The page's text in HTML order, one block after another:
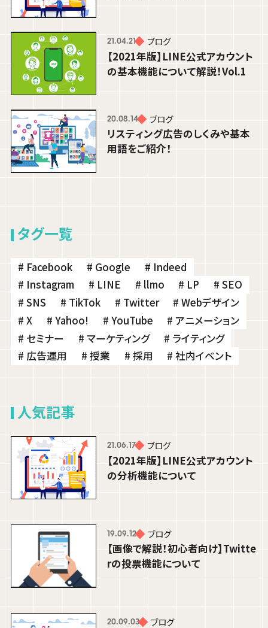
学生の成長を間近で実感！専門学校で
の授業レポート【アプリケーション演習
編】
髙橋 可奈子
BUSINESS PLANNER
24.06.12 ブログ
YouTube,Instagram,TikTokのアルゴ
リズムについて簡単にご紹介！
ACCOUNT PLANNER
21.04.21 ブログ
【2021年版】LINE公式アカウント
の基本機能について解説！Vol.1
20.08.14 ブログ
リスティング広告のしくみや基本
用語をご紹介！
タグ一覧
# Facebook # Google
# Indeed
# Instagram
# LINE # llmo # LP
# SEO
# SNS
# TikTok # Twitter
# Webデザイン
# X
# Yahoo! # YouTube
# アニメーション
# セミナー
# マーケティング
# ライティング
# 広告運用
# 授業 # 採用 # 社内イベント
人気記事
21.06.17 ブログ
【2021年版】LINE公式アカウント
の分析機能について
19.09.12 ブログ
【画像で解説！初心者向け】Twitte
rの投票機能について
20.09.03 ブログ